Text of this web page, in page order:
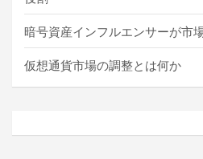
暗号資産インフルエンサーが市
仮想通貨市場の調整とは何か